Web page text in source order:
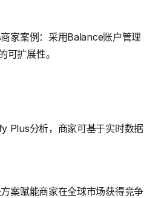
家案例：采用Balance账户管理
扩展性。
Plus分析，商家可基于实时数据
案赋能商家在全球市场获得竞争